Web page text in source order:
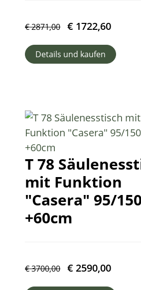
€2871,00 € 1722,60
Details und kaufen
T 78
mit Funktion
"Casera" 95/
+60cm
€3700,00 € 2590,00